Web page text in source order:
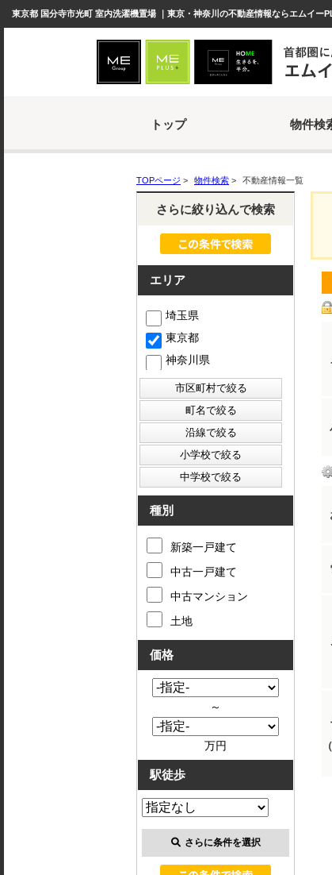
東京都 国分寺市光町 室内洗濯機置場 ｜東京・神奈川の不動産情報ならエムイー
トップ 物件検
TOPページ > 物件検索 > 不動産情報一覧
さらに絞り込んで検索
エリア
埼玉県
東京都
神奈川県
種別
新築一戸建て
中古一戸建て
中古マンション
土地
価格
～
万円
駅徒歩
さらに条件を選択